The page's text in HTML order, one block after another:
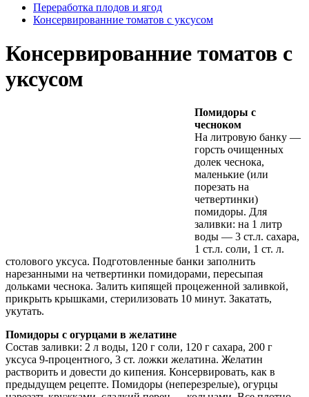
Переработка плодов и ягод
Консервированние томатов с уксусом
Консервированние томатов с
уксусом
Помидоры с
чесноком
На литровую банку —
горсть очищенных
долек чеснока,
маленькие (или
порезать на
четвертинки)
помидоры. Для
заливки: на 1 литр
воды — 3 ст.л. сахара,
1 ст.л. соли, 1 ст. л.
столового уксуса. Подготовленные банки заполнить
нарезанными на четвертинки помидорами, пересыпая
дольками чеснока. Залить кипящей процеженной заливкой,
прикрыть крышками, стерилизовать 10 минут. Закатать,
укутать.
Помидоры с огурцами в желатине
Состав заливки: 2 л воды, 120 г соли, 120 г сахара, 200 г
уксуса 9-процентного, 3 ст. ложки желатина. Желатин
растворить и довести до кипения. Консервировать, как в
предыдущем рецепте. Помидоры (неперезрелые), огурцы